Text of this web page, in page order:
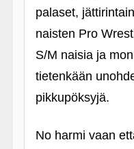
palaset,
naisten Pro
S/M naisia ja
tietenkään
pikkupöksyjä.
No harmi vaan